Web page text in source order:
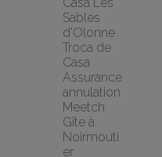
Sables
d'Olonne
Troca de
Casa
Assurance
annulation
Meetch
Gîte à
Noirmouti
er